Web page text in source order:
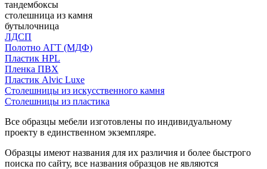
тандембоксы
столешница из камня
бутылочница
ЛДСП
Полотно АГТ (МДФ)
Пластик HPL
Пленка ПВХ
Пластик Alvic Luxe
Столешницы из искусственного камня
Столешницы из пластика
Все образцы мебели изготовлены по индивидуальному
проекту в единственном экземпляре.
Образцы имеют названия для их различия и более быстрого
поиска по сайту, все названия образцов не являются